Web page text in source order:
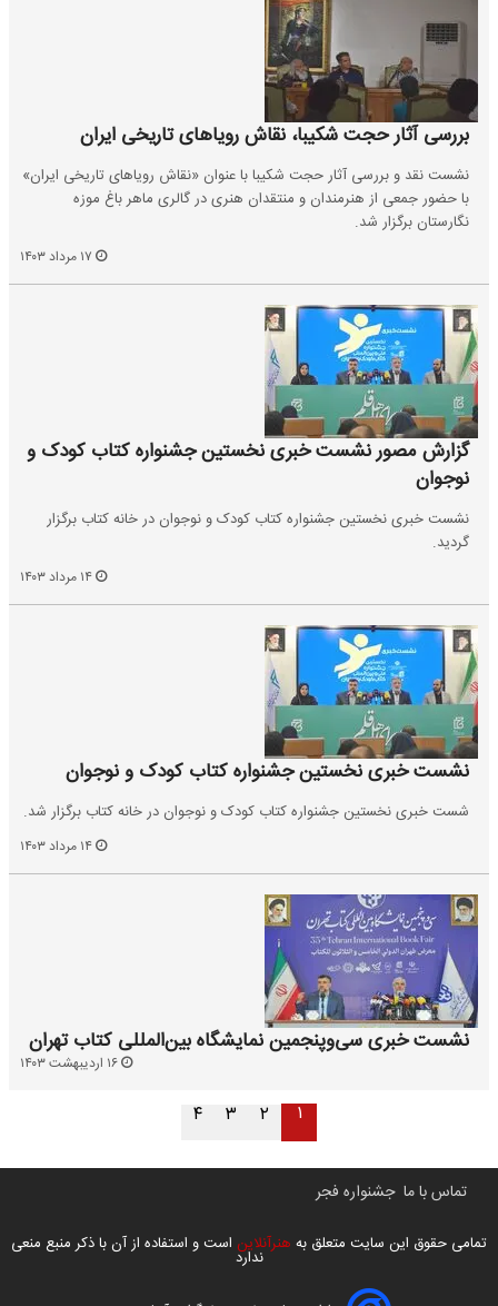
بررسی آثار حجت شکیبا، نقاش رویاهای تاریخی ایران
نشست نقد و بررسی آثار حجت شکیبا با عنوان «نقاش رویاهای تاریخی ایران»
با حضور جمعی از هنرمندان و منتقدان هنری در گالری ماهر باغ موزه
نگارستان برگزار شد.
گزارش مصور نشست خبری نخستین جشنواره کتاب کودک و
نوجوان
نشست خبری نخستین جشنواره کتاب کودک و نوجوان در خانه کتاب برگزار
گردید.
نشست خبری نخستین جشنواره کتاب کودک و نوجوان
شست خبری نخستین جشنواره کتاب کودک و نوجوان در خانه کتاب برگزار شد.
نشست خبری سی‌وپنجمین نمایشگاه بین‌المللی کتاب تهران
۱ ۲ ۳ ۴
تماس با ما جشنواره فجر
تمامی حقوق این سایت متعلق به هنرآنلاین است و استفاده از آن با ذکر منبع منعی
ندارد